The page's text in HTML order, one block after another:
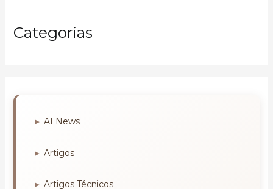
Categorias
AI News
Artigos
Artigos Técnicos